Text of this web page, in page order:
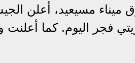
مسيعيد، أعلن
فجر اليوم. كما أعلنت